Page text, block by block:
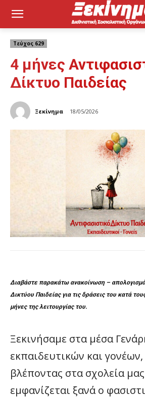
Τεύχος 629
4 μήνες
Δίκτυο Παιδείας
Ξεκίνημα 18/05/2026
Διαβάστε παρακάτω ανακοίνωση – απολογισμό
Δικτύου Παιδείας για τις δράσεις του κατά
μήνες της λειτουργίας του.
Ξεκινήσαμε στα μέσα
εκπαιδευτικών και
βλέποντας στα σχολεία
εμφανίζεται ξανά ο